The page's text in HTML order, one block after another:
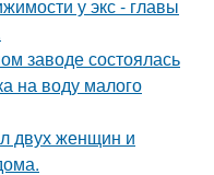
у экс - главы
заводе состоялась
на воду малого
двух женщин и